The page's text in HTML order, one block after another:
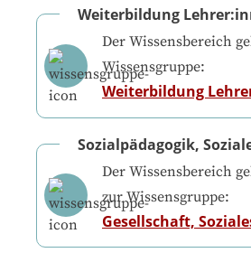
Weiterbildung
Der Wissensbereich
Wissensgruppe:
Weiterbildung
Sozialpädagogik,
Der Wissensbereich
zur Wissensgruppe:
Gesellschaft,